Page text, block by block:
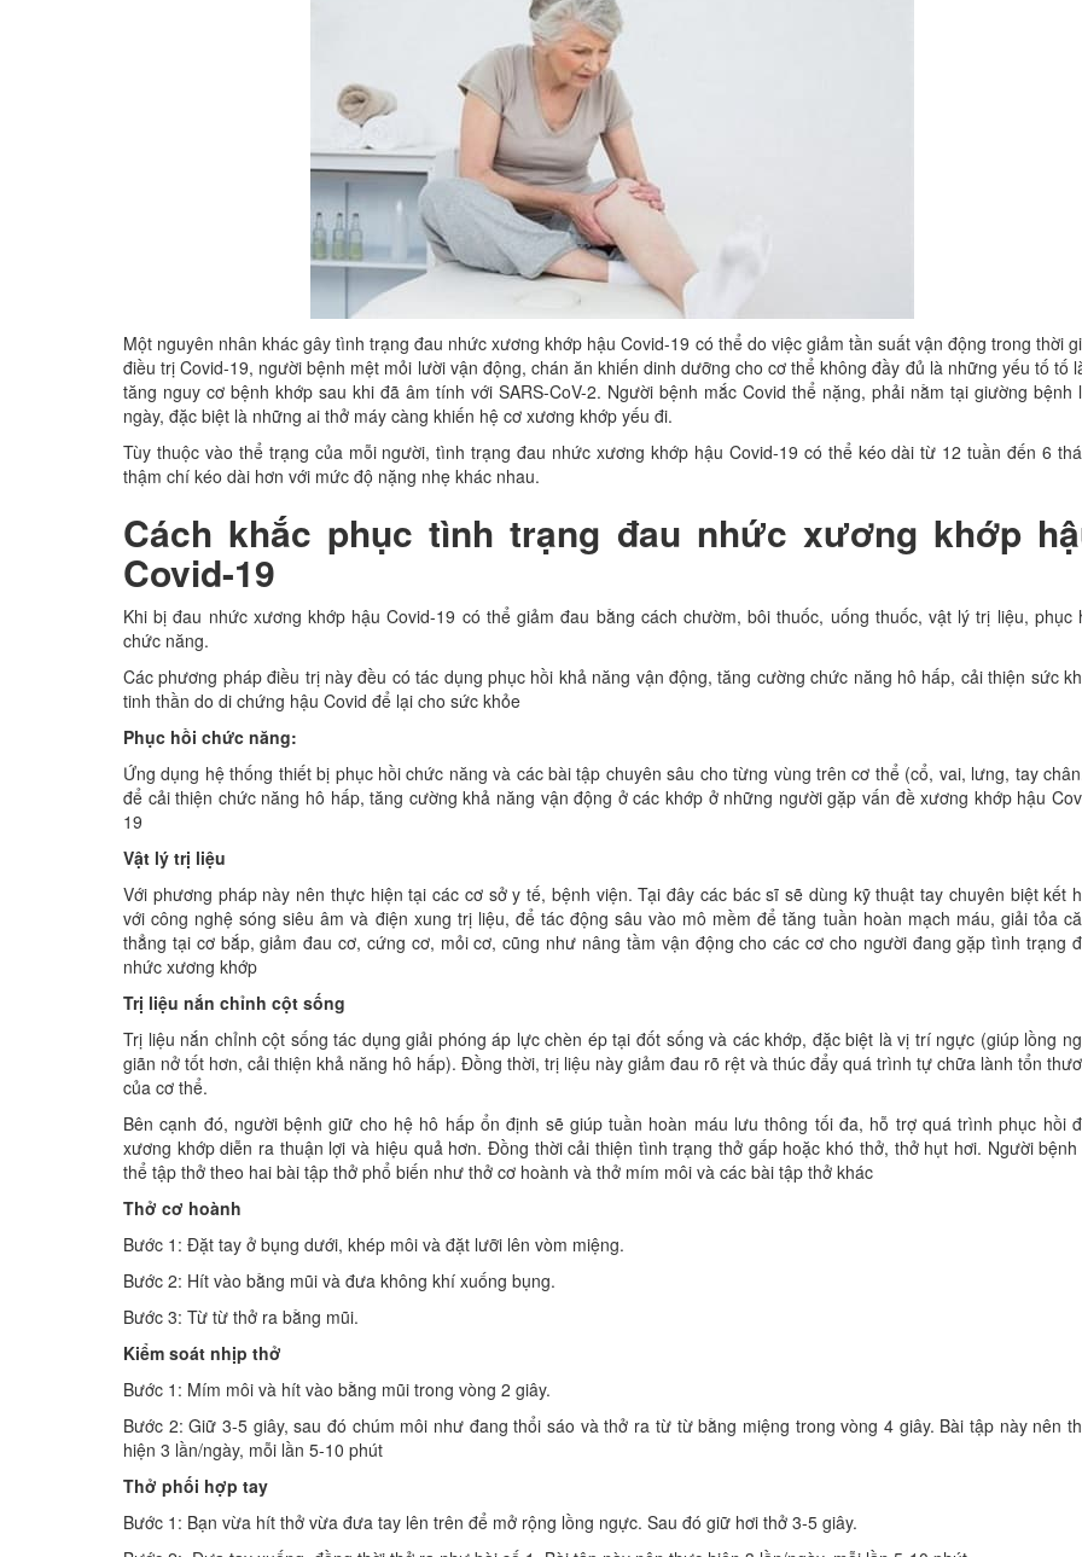
Một nguyên nhân khác gây tình trạng đau nhức xương khớp hậu Covid-19 có thể do việc giảm tần suất vận động trong thời
điều trị Covid-19, người bệnh mệt mỏi lười vận động, chán ăn khiến dinh dưỡng cho cơ thể không đầy đủ là những yếu tố tố
tăng nguy cơ bệnh khớp sau khi đã âm tính với SARS-CoV-2. Người bệnh mắc Covid thể nặng, phải nằm tại giường bệnh
ngày, đặc biệt là những ai thở máy càng khiến hệ cơ xương khớp yếu đi.
Tùy thuộc vào thể trạng của mỗi người, tình trạng đau nhức xương khớp hậu Covid-19 có thể kéo dài từ 12 tuần đến 6
thậm chí kéo dài hơn với mức độ nặng nhẹ khác nhau.
Cách khắc phục tình trạng đau nhức xương khớp
Covid-19
Khi bị đau nhức xương khớp hậu Covid-19 có thể giảm đau bằng cách chườm, bôi thuốc, uống thuốc, vật lý trị liệu, phục
chức năng.
Các phương pháp điều trị này đều có tác dụng phục hồi khả năng vận động, tăng cường chức năng hô hấp, cải thiện sức
tinh thần do di chứng hậu Covid để lại cho sức khỏe
Phục hồi chức năng:
Ứng dụng hệ thống thiết bị phục hồi chức năng và các bài tập chuyên sâu cho từng vùng trên cơ thể (cổ, vai, lưng, tay
để cải thiện chức năng hô hấp, tăng cường khả năng vận động ở các khớp ở những người gặp vấn đề xương khớp hậu
19
Vật lý trị liệu
Với phương pháp này nên thực hiện tại các cơ sở y tế, bệnh viện. Tại đây các bác sĩ sẽ dùng kỹ thuật tay chuyên biệt kết
với công nghệ sóng siêu âm và điện xung trị liệu, để tác động sâu vào mô mềm để tăng tuần hoàn mạch máu, giải tỏa
thẳng tại cơ bắp, giảm đau cơ, cứng cơ, mỏi cơ, cũng như nâng tầm vận động cho các cơ cho người đang gặp tình trạng
nhức xương khớp
Trị liệu nắn chỉnh cột sống
Trị liệu nắn chỉnh cột sống tác dụng giải phóng áp lực chèn ép tại đốt sống và các khớp, đặc biệt là vị trí ngực (giúp lồng
giãn nở tốt hơn, cải thiện khả năng hô hấp). Đồng thời, trị liệu này giảm đau rõ rệt và thúc đẩy quá trình tự chữa lành tổn
của cơ thể.
Bên cạnh đó, người bệnh giữ cho hệ hô hấp ổn định sẽ giúp tuần hoàn máu lưu thông tối đa, hỗ trợ quá trình phục hồi
xương khớp diễn ra thuận lợi và hiệu quả hơn. Đồng thời cải thiện tình trạng thở gấp hoặc khó thở, thở hụt hơi. Người bệnh
thể tập thở theo hai bài tập thở phổ biến như thở cơ hoành và thở mím môi và các bài tập thở khác
Thở cơ hoành
Bước 1: Đặt tay ở bụng dưới, khép môi và đặt lưỡi lên vòm miệng.
Bước 2: Hít vào bằng mũi và đưa không khí xuống bụng.
Bước 3: Từ từ thở ra bằng mũi.
Kiểm soát nhịp thở
Bước 1: Mím môi và hít vào bằng mũi trong vòng 2 giây.
Bước 2: Giữ 3-5 giây, sau đó chúm môi như đang thổi sáo và thở ra từ từ bằng miệng trong vòng 4 giây. Bài tập này nên
hiện 3 lần/ngày, mỗi lần 5-10 phút
Thở phối hợp tay
Bước 1: Bạn vừa hít thở vừa đưa tay lên trên để mở rộng lồng ngực. Sau đó giữ hơi thở 3-5 giây.